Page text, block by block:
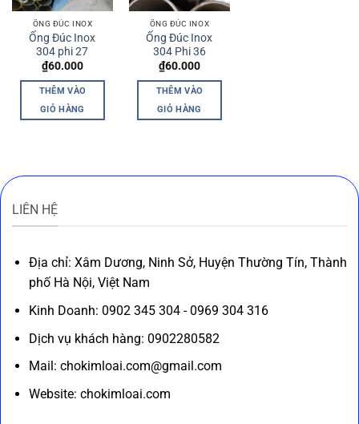
ỐNG ĐÚC INOX
Ống Đúc Inox
304 phi 27
₫60.000
THÊM VÀO
GIỎ HÀNG
ỐNG ĐÚC INOX
Ống Đúc Inox
304 Phi 36
₫60.000
THÊM VÀO
GIỎ HÀNG
LIÊN HỆ
Địa chỉ: Xâm Dương, Ninh Sở, Huyện Thường Tín, Thành
phố Hà Nội, Việt Nam
Kinh Doanh: 0902 345 304 - 0969 304 316
Dịch vụ khách hàng: 0902280582
Mail: chokimloai.com@gmail.com
Website: chokimloai.com